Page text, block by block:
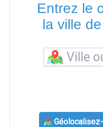
Entrez le
la ville